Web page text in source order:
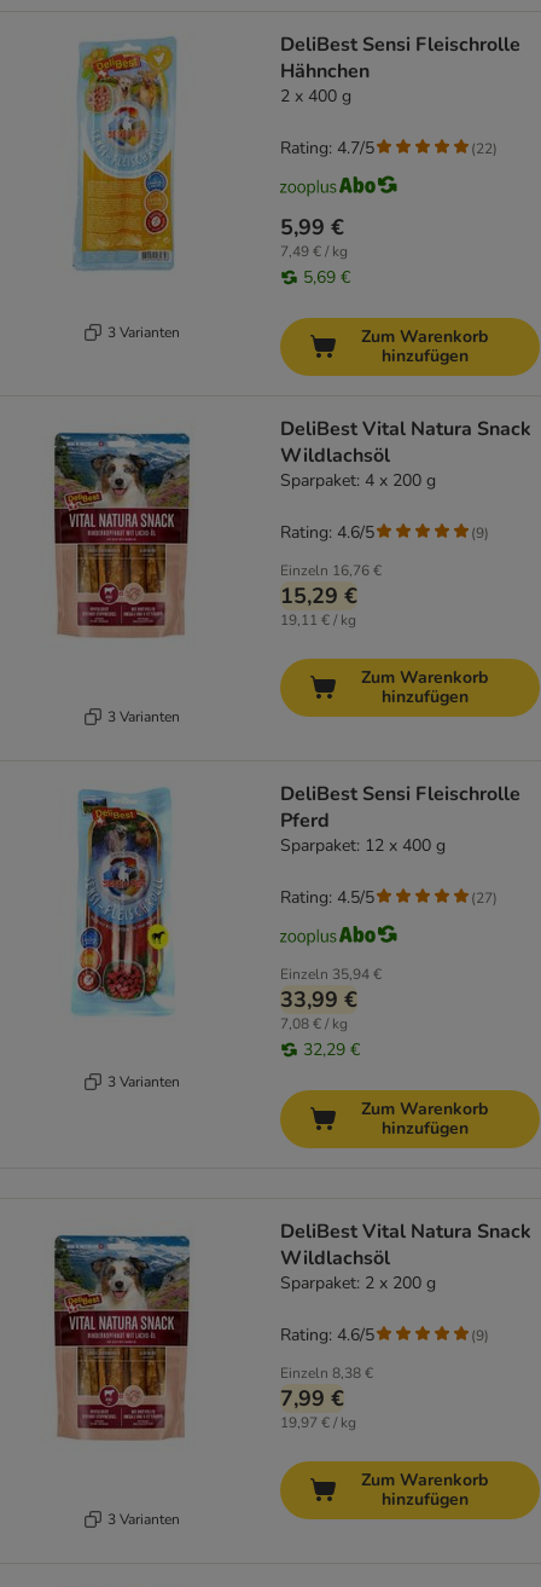
3 Varianten
DeliBest Sensi Fleischrolle
Hähnchen
2 x 400 g
5,99 €
7,49 € / kg
5,69 €
Rating: 4.7/5 (22)
Zum Warenkorb
hinzufügen
3 Varianten
DeliBest Vital Natura Snack
Wildlachsöl
Sparpaket: 4 x 200 g
Einzeln 16,76 €
15,29 €
19,11 € / kg
Rating: 4.6/5 (9)
Zum Warenkorb
hinzufügen
3 Varianten
DeliBest Sensi Fleischrolle
Pferd
Sparpaket: 12 x 400 g
Einzeln 35,94 €
33,99 €
7,08 € / kg
32,29 €
Rating: 4.5/5 (27)
Zum Warenkorb
hinzufügen
3 Varianten
DeliBest Vital Natura Snack
Wildlachsöl
Sparpaket: 2 x 200 g
Einzeln 8,38 €
7,99 €
19,97 € / kg
Rating: 4.6/5 (9)
Zum Warenkorb
hinzufügen